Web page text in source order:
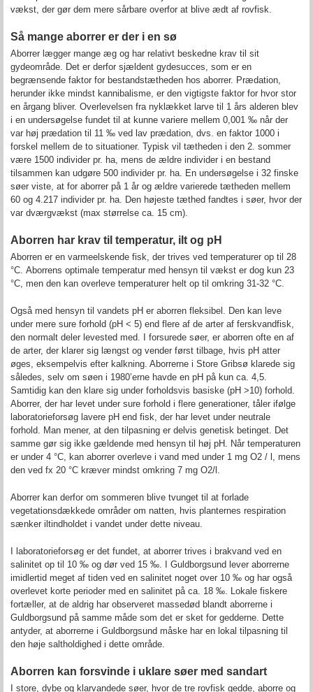
vækst, der gør dem mere sårbare overfor at blive ædt af rovfisk.
Så mange aborrer er der i en sø
Aborrer lægger mange æg og har relativt beskedne krav til sit
gydeområde. Det er derfor sjældent gydesucces, som er en
begrænsende faktor for bestandstætheden hos aborrer. Prædation,
herunder ikke mindst kannibalisme, er den vigtigste faktor for hvor stor
en årgang bliver. Overlevelsen fra nyklækket larve til 1 års alderen blev
i en undersøgelse fundet til at kunne variere mellem 0,001 ‰ når der
var høj prædation til 11 ‰ ved lav prædation, dvs. en faktor 1000 i
forskel mellem de to situationer. Typisk vil tætheden i den 2. sommer
være 1500 individer pr. ha, mens de ældre individer i en bestand
tilsammen kan udgøre 500 individer pr. ha. En undersøgelse i 32 finske
søer viste, at for aborrer på 1 år og ældre varierede tætheden mellem
60 og 4.217 individer pr. ha. Den højeste tæthed fandtes i søer, hvor der
var dværgvækst (max størrelse ca. 15 cm).
Aborren har krav til temperatur, ilt og pH
Aborren er en varmeelskende fisk, der trives ved temperaturer op til 28
°C. Aborrens optimale temperatur med hensyn til vækst er dog kun 23
°C, men den kan overleve temperaturer helt op til omkring 31-32 °C.
Også med hensyn til vandets pH er aborren fleksibel. Den kan leve
under mere sure forhold (pH < 5) end flere af de arter af ferskvandfisk,
den normalt deler levested med. I forsurede søer, er aborren ofte en af
de arter, der klarer sig længst og vender først tilbage, hvis pH atter
øges, eksempelvis efter kalkning. Aborrerne i Store Gribsø klarede sig
således, selv om søen i 1980’erne havde en pH på kun ca. 4,5.
Samtidig kan den klare sig under forholdsvis basiske (pH >10) forhold.
Aborrer, der har levet under sure forhold i flere generationer, tåler ifølge
laboratorieforsøg lavere pH end fisk, der har levet under neutrale
forhold. Man mener, at den tilpasning er delvis genetisk betinget. Det
samme gør sig ikke gældende med hensyn til høj pH. Når temperaturen
er under 4 °C, kan aborrer overleve i vand med under 1 mg O2 / l, mens
den ved fx 20 °C kræver mindst omkring 7 mg O2/l.
Aborrer kan derfor om sommeren blive tvunget til at forlade
vegetationsdækkede områder om natten, hvis planternes respiration
sænker iltindholdet i vandet under dette niveau.
I laboratorieforsøg er det fundet, at aborrer trives i brakvand ved en
salinitet op til 10 ‰ og dør ved 15 ‰. I Guldborgsund lever aborrerne
imidlertid meget af tiden ved en salinitet noget over 10 ‰ og har også
overlevet korte perioder med en salinitet på ca. 18 ‰. Lokale fiskere
fortæller, at de aldrig har observeret massedød blandt aborrerne i
Guldborgsund på samme måde som det er sket for gedderne. Dette
antyder, at aborrerne i Guldborgsund måske har en lokal tilpasning til
den høje saltholdighed i dette område.
Aborren kan forsvinde i uklare søer med sandart
I store, dybe og klarvandede søer, hvor de tre rovfisk gedde, aborre og